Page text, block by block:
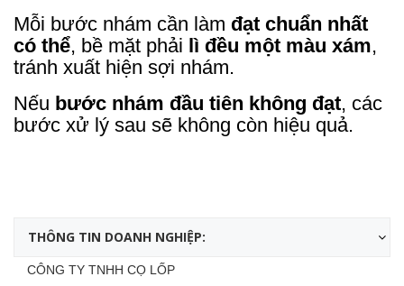
Mỗi bước nhám cần làm đạt chuẩn nhất
có thể, bề mặt phải lì đều một màu xám,
tránh xuất hiện sợi nhám.
Nếu bước nhám đầu tiên không đạt, các
bước xử lý sau sẽ không còn hiệu quả.
THÔNG TIN DOANH NGHIỆP:
CÔNG TY TNHH CỌ LỐP